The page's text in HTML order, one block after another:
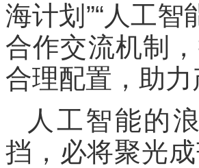
海计划”“人工
合作交流机制
合理配置，助
人工智能的
挡，必将聚光